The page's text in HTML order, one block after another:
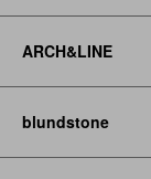
ARCH&LINE
blundstone